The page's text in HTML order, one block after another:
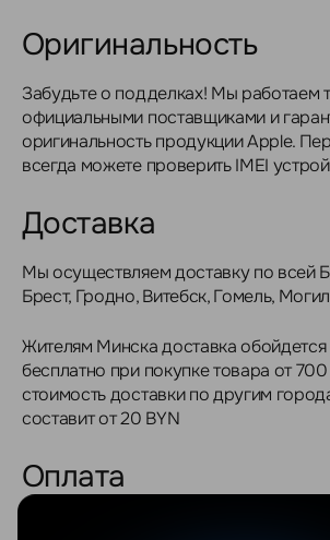
Оригинальность
Забудьте о подделках! Мы работаем
официальными поставщиками и
оригинальность продукции Apple.
всегда можете проверить IMEI
Доставка
Мы осуществляем доставку по всей
Брест, Гродно, Витебск, Гомель,
Жителям Минска доставка
бесплатно при покупке товара от 700
стоимость доставки по другим
составит от 20 BYN
Оплата